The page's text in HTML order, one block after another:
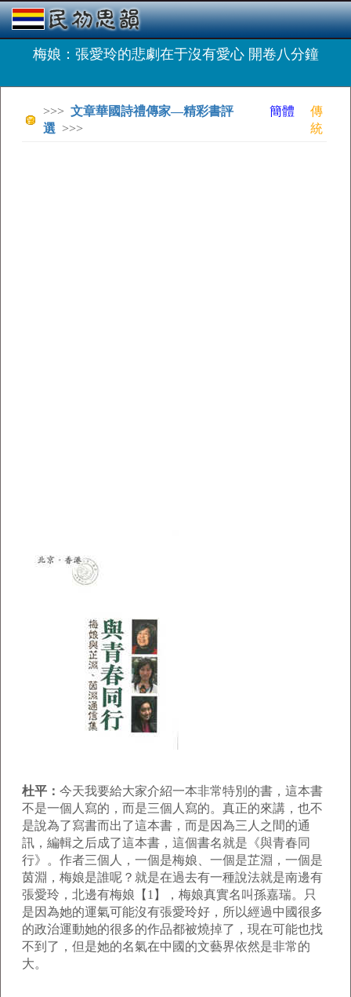
梅娘：張愛玲的悲劇在于沒有愛心 開卷八分鐘
>>> 文章華國詩禮傳家—精彩書評
選 >>>
簡體
傳
統
杜平： 今天我要給大家介紹一本非常特別的書，這本書
不是一個人寫的，而是三個人寫的。真正的來講，也不
是說為了寫書而出了這本書，而是因為三人之間的通
訊，編輯之后成了這本書，這個書名就是《與青春同
行》。作者三個人，一個是梅娘、一個是芷淵，一個是
茵淵，梅娘是誰呢？就是在過去有一種說法就是南邊有
張愛玲，北邊有梅娘【 1 】，梅娘真實名叫孫嘉瑞。只
是因為她的運氣可能沒有張愛玲好，所以經過中國很多
的政治運動她的很多的作品都被燒掉了，現在可能也找
不到了，但是她的名氣在中國的文藝界依然是非常的
大。